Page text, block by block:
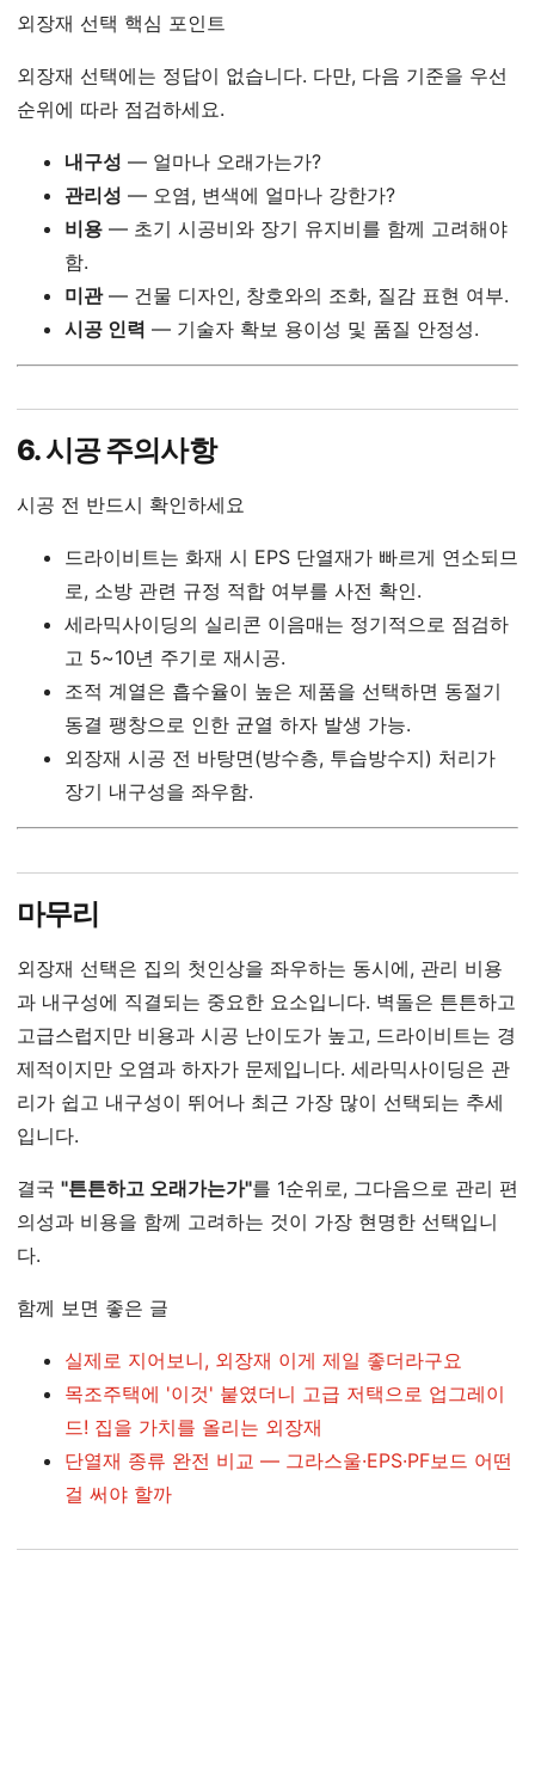
외장재 선택 핵심 포인트
외장재 선택에는 정답이 없습니다. 다만, 다음 기준을 우선
순위에 따라 점검하세요.
내구성 — 얼마나 오래가는가?
관리성 — 오염, 변색에 얼마나 강한가?
비용 — 초기 시공비와 장기 유지비를 함께 고려해야
함.
미관— 건물 디자인, 창호와의 조화, 질감 표현 여부.
시공 인력 — 기술자 확보 용이성 및 품질 안정성.
6. 시공 주의사항
시공 전 반드시 확인하세요
드라이비트는 화재 시 EPS 단열재가 빠르게 연소되므
로, 소방 관련 규정 적합 여부를 사전 확인.
세라믹사이딩의 실리콘 이음매는 정기적으로 점검하
고 5~10년 주기로 재시공.
조적 계열은 흡수율이 높은 제품을 선택하면 동절기
동결 팽창으로 인한 균열 하자 발생 가능.
외장재 시공 전 바탕면(방수층, 투습방수지) 처리가
장기 내구성을 좌우함.
마무리
외장재 선택은 집의 첫인상을 좌우하는 동시에, 관리 비용
과 내구성에 직결되는 중요한 요소입니다. 벽돌은 튼튼하고
고급스럽지만 비용과 시공 난이도가 높고, 드라이비트는 경
제적이지만 오염과 하자가 문제입니다. 세라믹사이딩은 관
리가 쉽고 내구성이 뛰어나 최근 가장 많이 선택되는 추세
입니다.
결국 "튼튼하고 오래가는가"를 1순위로, 그다음으로 관리 편
의성과 비용을 함께 고려하는 것이 가장 현명한 선택입니
다.
함께 보면 좋은 글
실제로 지어보니, 외장재 이게 제일 좋더라구요
목조주택에 '이것' 붙였더니 고급 저택으로 업그레이
드! 집을 가치를 올리는 외장재
단열재 종류 완전 비교 — 그라스울·EPS·PF보드 어떤
걸 써야 할까